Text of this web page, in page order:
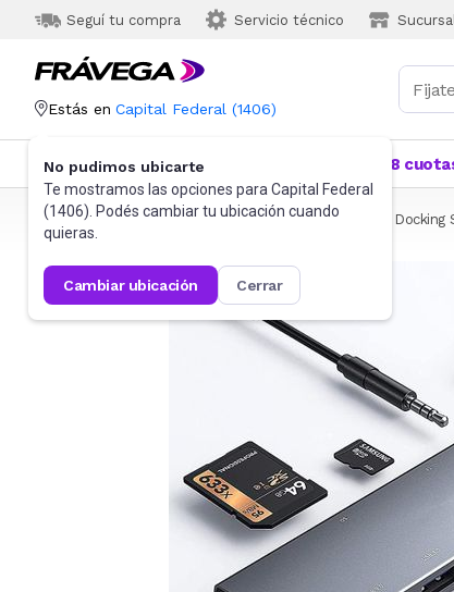
Seguí tu compra Servicio técnico
Estás en Capital Federal (1406)
No pudimos ubicarte
Te mostramos las opciones para Capital Federal
(1406). Podés cambiar tu ubicación cuando
quieras.
cambiar ubicación cerrar
Categorías Más Vendidos 18
Frávega Informática Accesorios de Informática Docking